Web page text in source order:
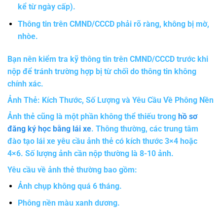
kể từ ngày cấp).
Thông tin trên CMND/CCCD phải rõ ràng, không bị mờ,
nhòe.
Bạn nên kiểm tra kỹ thông tin trên CMND/CCCD trước khi
nộp để tránh trường hợp bị từ chối do thông tin không
chính xác.
Ảnh Thẻ: Kích Thước, Số Lượng và Yêu Cầu Về Phông Nền
Ảnh thẻ cũng là một phần không thể thiếu trong hồ sơ
đăng ký học bằng lái xe. Thông thường, các trung tâm
đào tạo lái xe yêu cầu ảnh thẻ có kích thước 3×4 hoặc
4×6. Số lượng ảnh cần nộp thường là 8-10 ảnh.
Yêu cầu về ảnh thẻ thường bao gồm:
Ảnh chụp không quá 6 tháng.
Phông nền màu xanh dương.